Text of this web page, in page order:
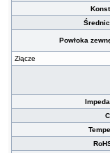
Powłoka
Złącze